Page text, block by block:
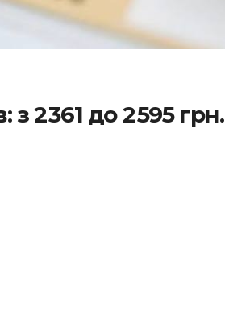
2 361 до 2 595 грн.